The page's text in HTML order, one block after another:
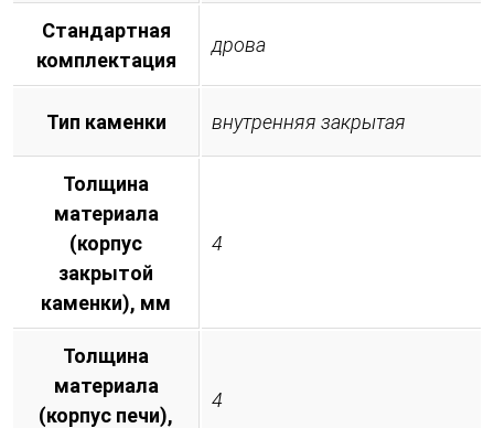
Стандартная
комплектация
дрова
Тип каменки внутренняя закрытая
Толщина
материала
(корпус
закрытой
каменки), мм
4
Толщина
материала
(корпус печи),
4